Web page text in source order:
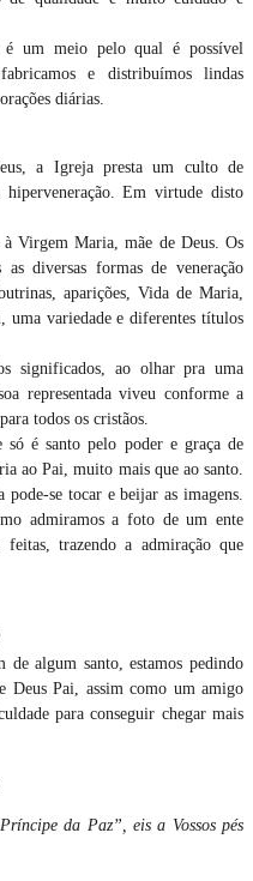
é um meio pelo qual é possível
e distribuímos lindas
diárias.
a Igreja presta um culto de
hiperveneração. Em virtude disto
Virgem Maria, mãe de Deus. Os
diversas formas de veneração
aparições, Vida de Maria,
uma variedade e diferentes títulos
significados, ao olhar pra uma
representada viveu conforme a
todos os cristãos.
é santo pelo poder e graça de
ao Pai, muito mais que ao santo.
se tocar e beijar as imagens.
admiramos a foto de um ente
trazendo a admiração que
de algum santo, estamos pedindo
Deus Pai, assim como um amigo
para conseguir chegar mais
da Paz”, eis a Vossos pés